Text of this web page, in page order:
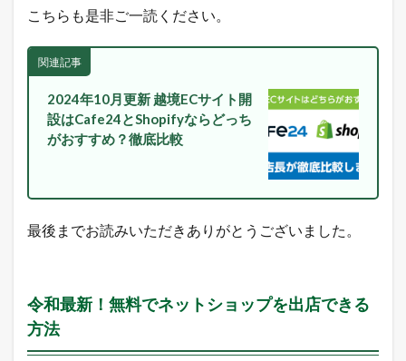
ッ
ピ
グ
売
筋
ラ
ン
A
o
n
こちらも是非ご一読ください。
関連記事
2024年10月更新 越境ECサイト開
設はCafe24とShopifyならどっち
がおすすめ？徹底比較
最後までお読みいただきありがとうございました。
令和最新！無料でネットショップを出店できる
方法